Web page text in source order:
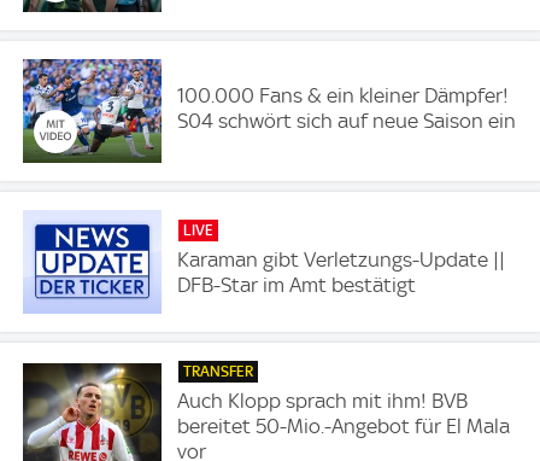
100.000 Fans & ein kleiner Dämpfer!
S04 schwört sich auf neue Saison ein
LIVE
Karaman gibt Verletzungs-Update ||
DFB-Star im Amt bestätigt
TRANSFER
Auch Klopp sprach mit ihm! BVB
bereitet 50-Mio.-Angebot für El Mala
vor